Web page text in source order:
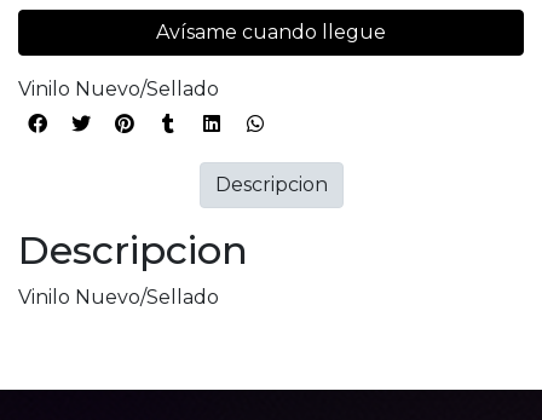
Avísame cuando llegue
Vinilo Nuevo/Sellado
Descripcion
Vinilo Nuevo/Sellado
Descripcion